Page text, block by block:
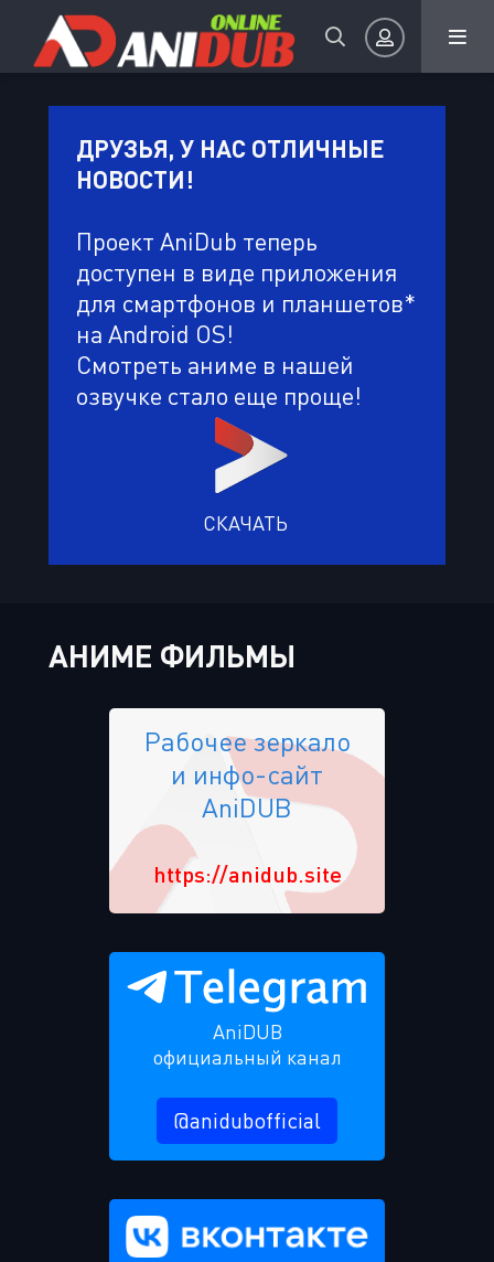
Авторизация
Запомнить
Регистрация Восстановить пароль
Или войти через
ДРУЗЬЯ, У НАС ОТЛИЧНЫЕ
НОВОСТИ!
Проект AniDub теперь
доступен в виде приложения
для смартфонов и планшетов*
на Android OS!
Смотреть аниме в нашей
озвучке стало еще проще!
СКАЧАТЬ
АНИМЕ ФИЛЬМЫ
Рабочее зеркало
и инфо-сайт
AniDUB
https://anidub.site
AniDUB
официальный канал
@anidubofficial